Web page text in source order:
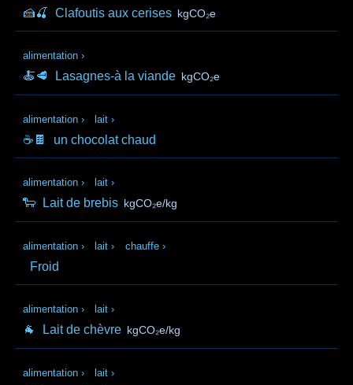
🍰🍒 Clafoutis aux cerises kgCO₂e
alimentation ›
🍝🥩 Lasagnes-à la viande kgCO₂e
alimentation › lait ›
☕🍫 un chocolat chaud
alimentation › lait ›
🐑 Lait de brebis kgCO₂e/kg
alimentation › lait › chauffe ›
Froid
alimentation › lait ›
🐐 Lait de chèvre kgCO₂e/kg
alimentation › lait ›